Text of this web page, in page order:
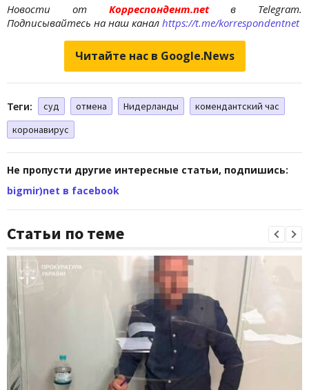
Новости отКорреспондент.netв Telegram.
Подписывайтесь на наш канал https://t.me/korrespondentnet
Читайте нас в Google.News
Теги: суд отмена Нидерланды
комендантский час
коронавирус
Не пропусти другие интересные статьи, подпишись:
bigmir)net в facebook
Статьи по теме